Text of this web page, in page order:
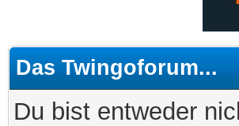
Das Twingoforum...
Du bist entweder